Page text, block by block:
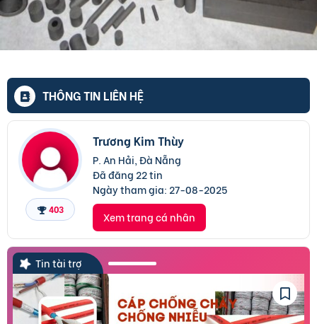
THÔNG TIN LIÊN HỆ
403
Trương Kim Thùy
P. An Hải, Đà Nẵng
Đã đăng 22 tin
Ngày tham gia: 27-08-2025
Xem trang cá nhân
Tin tài trợ